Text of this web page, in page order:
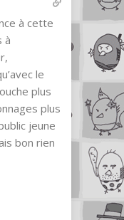
à cette
à
le
plus
plus
jeune
bon rien